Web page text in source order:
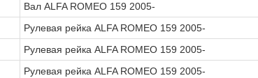
Вал ALFA ROMEO 159 2005-
Рулевая рейка ALFA ROMEO 159 2005-
Рулевая рейка ALFA ROMEO 159 2005-
Рулевая рейка ALFA ROMEO 159 2005-